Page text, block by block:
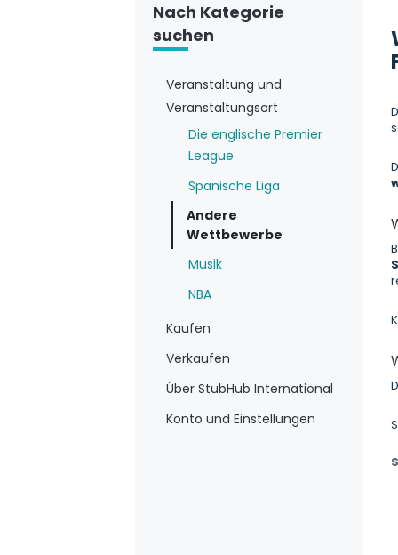
Nach Kategorie
suchen
Veranstaltung und
Veranstaltungsort
Die englische Premier
League
Spanische Liga
Andere
Wettbewerbe
Musik
NBA
Kaufen
Verkaufen
Über StubHub International
Konto und Einstellungen